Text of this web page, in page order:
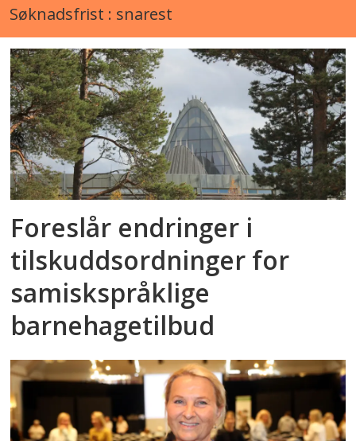
Søknadsfrist : snarest
Foreslår endringer i
tilskuddsordninger for
samiskspråklige
barnehagetilbud